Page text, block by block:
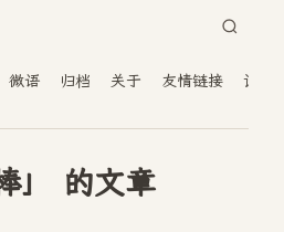
微语 归档 关于 友情链接 读者
」 的文章